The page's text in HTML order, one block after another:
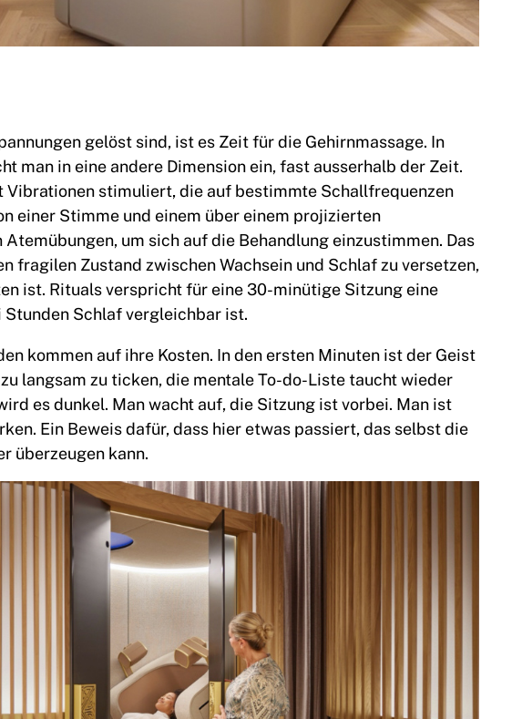
gelöst sind, ist es Zeit für die Gehirnmassage. In
man in eine andere Dimension ein, fast ausserhalb der Zeit.
Vibrationen stimuliert, die auf bestimmte Schallfrequenzen
einer Stimme und einem über einem projizierten
um sich auf die Behandlung einzustimmen. Das
fragilen Zustand zwischen Wachsein und Schlaf zu versetzen,
ist. Rituals verspricht für eine 30-minütige Sitzung eine
Schlaf vergleichbar ist.
kommen auf ihre Kosten. In den ersten Minuten ist der Geist
langsam zu ticken, die mentale To-do-Liste taucht wieder
es dunkel. Man wacht auf, die Sitzung ist vorbei. Man ist
Ein Beweis dafür, dass hier etwas passiert, das selbst die
überzeugen kann.